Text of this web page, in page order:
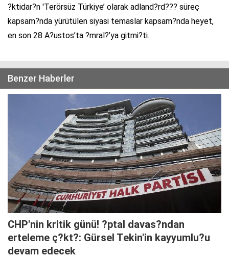
?ktidar?n 'Terörsüz Türkiye’ olarak adland?rd??? süreç
kapsam?nda yürütülen siyasi temaslar kapsam?nda heyet,
en son 28 A?ustos’ta ?mral?’ya gitmi?ti.
Benzer Haberler
CHP'nin kritik günü! ?ptal davas?ndan
erteleme ç?kt?: Gürsel Tekin'in kayyumlu?u
devam edecek